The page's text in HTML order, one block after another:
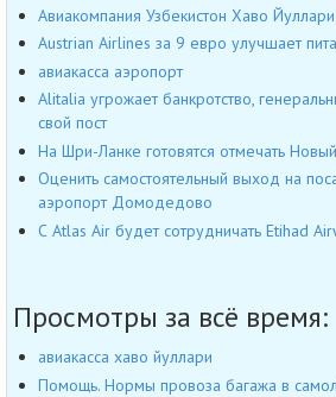
Авиакомпания Узбекистон Хаво Йуллари
Austrian Airlines за 9 евро улучшает
авиакасса аэропорт
Alitalia угрожает банкротство,
свой пост
На Шри-Ланке готовятся отмечать
Оценить самостоятельный выход на
аэропорт Домодедово
С Atlas Air будет сотрудничать Etihad
Просмотры за всё время:
авиакасса хаво йуллари
Помощь. Нормы провоза багажа в